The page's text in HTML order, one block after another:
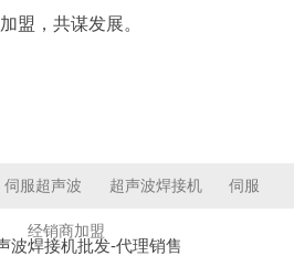
盟，共谋发展。
伺服超声波 超声波焊接机 伺服
经销商加盟
波焊接机批发-代理销售